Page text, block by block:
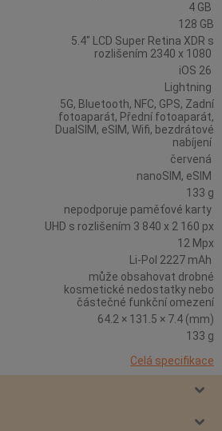
4 GB
128 GB
5.4" LCD Super Retina XDR s
rozlišením 2340 x 1080
iOS 26
Lightning
5G, Bluetooth, NFC, GPS, Zadní
fotoaparát, Přední fotoaparát,
DualSIM, eSIM, Wifi, bezdrátové
nabíjení
červená
nanoSIM, eSIM
133 g
nepodporuje paměťové karty
UHD s rozlišením 3 840 x 2 160 px
12 Mpx
Li-Pol 2227 mAh
může obsahovat drobné
kosmetické nedostatky nebo
částečné funkční omezení
64.2 × 131.5 × 7.4 (mm)
133 g
Celá specifikace